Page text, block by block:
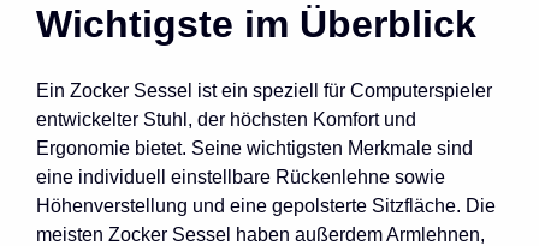
Wichtigste im Überblick
Ein Zocker Sessel ist ein speziell für Computerspieler
entwickelter Stuhl, der höchsten Komfort und
Ergonomie bietet. Seine wichtigsten Merkmale sind
eine individuell einstellbare Rückenlehne sowie
Höhenverstellung und eine gepolsterte Sitzfläche. Die
meisten Zocker Sessel haben außerdem Armlehnen,